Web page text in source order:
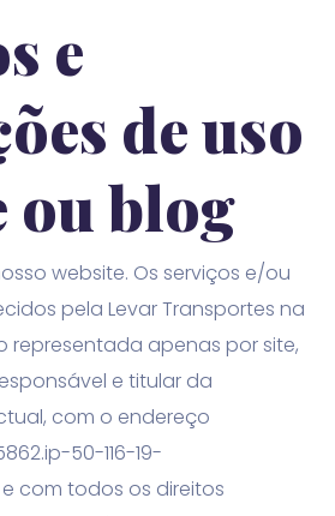
e
de uso
ou blog
website. Os serviços e/ou
pela Levar Transportes na
representada apenas por site,
e titular da
com o endereço
50-116-19-
com todos os direitos